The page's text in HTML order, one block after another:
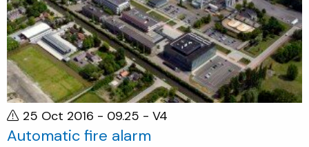
25 Oct 2016 - 09.25 - V4
Automatic fire alarm